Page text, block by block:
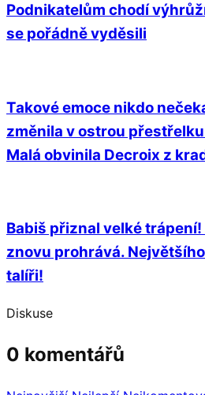
Podnikatelům chodí
se pořádně vyděsili
Takové emoce nikdo
změnila v ostrou
Malá obvinila Decroix z
Babiš přiznal velké
znovu prohrává.
talíři!
Diskuse
0 komentářů